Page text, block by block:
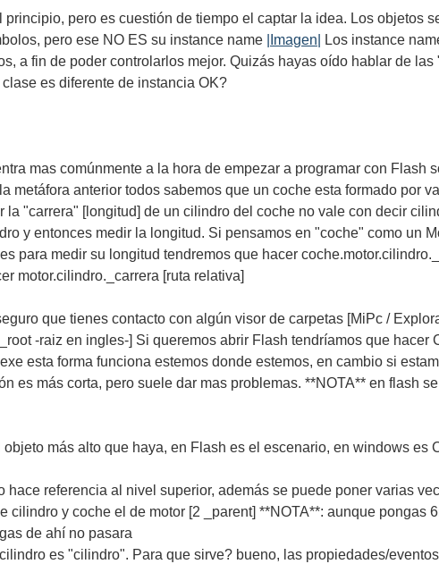
pero es cuestión de tiempo el captar la idea. Los objetos
pero ese NO ES su instance name
|Imagen|
Los instance
a fin de poder controlarlos mejor. Quizás hayas oído hablar de
es diferente de instancia OK?
mas comúnmente a la hora de empezar a programar con Flash
metáfora anterior todos sabemos que un coche esta formado por
la "carrera" [longitud] de un cilindro del coche no vale con decir
y entonces medir la longitud. Si pensamos en "coche" como un
para medir su longitud tendremos que hacer
motor.cilindro._carrera [ruta relativa]
que tienes contacto con algún visor de carpetas [MiPc /
-raiz en ingles-] Si queremos abrir Flash tendríamos que hacer
esta forma funciona estemos donde estemos, en cambio si
es más corta, pero suele dar mas problemas. **NOTA** en flash
más alto que haya, en Flash es el escenario, en windows es
hace referencia al nivel superior, además se puede poner varias
cilindro y coche el de motor [2 _parent] **NOTA**: aunque pongas
de ahí no pasara
es "cilindro". Para que sirve? bueno, las propiedades/